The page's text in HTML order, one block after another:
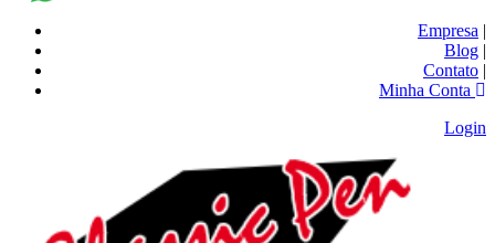
Empresa |
Blog |
Contato |
Minha Conta
Login